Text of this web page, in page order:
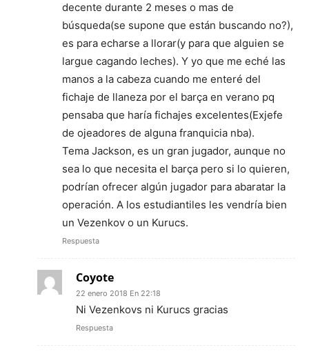
decente durante 2 meses o mas de
búsqueda(se supone que están buscando no?),
es para echarse a llorar(y para que alguien se
largue cagando leches). Y yo que me eché las
manos a la cabeza cuando me enteré del
fichaje de llaneza por el barça en verano pq
pensaba que haría fichajes excelentes(Exjefe
de ojeadores de alguna franquicia nba).
Tema Jackson, es un gran jugador, aunque no
sea lo que necesita el barça pero si lo quieren,
podrían ofrecer algún jugador para abaratar la
operación. A los estudiantiles les vendría bien
un Vezenkov o un Kurucs.
Respuesta
Coyote
22 enero 2018 En 22:18
Ni Vezenkovs ni Kurucs gracias
Respuesta